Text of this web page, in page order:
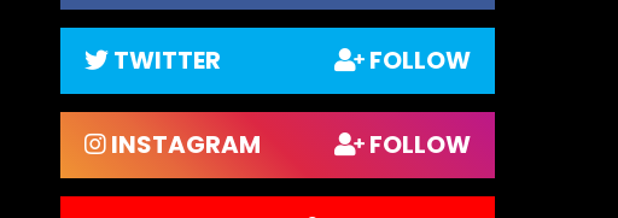
TWITTER FOLLOW
INSTAGRAM FOLLOW